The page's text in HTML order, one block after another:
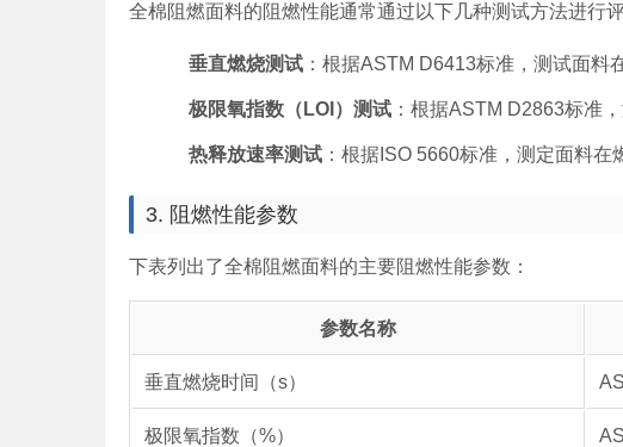
全棉阻燃面料的阻燃性能通常通过以下几种测试方法进行评
垂直燃烧测试 ：根据ASTM D6413标准，测试面料
极限氧指数（LOI）测试 ：根据ASTM D2863标准
热释放速率测试 ：根据ISO 5660标准，测定面料在
3. 阻燃性能参数
下表列出了全棉阻燃面料的主要阻燃性能参数：
参数名称
垂直燃烧时间（s）
极限氧指数（%）